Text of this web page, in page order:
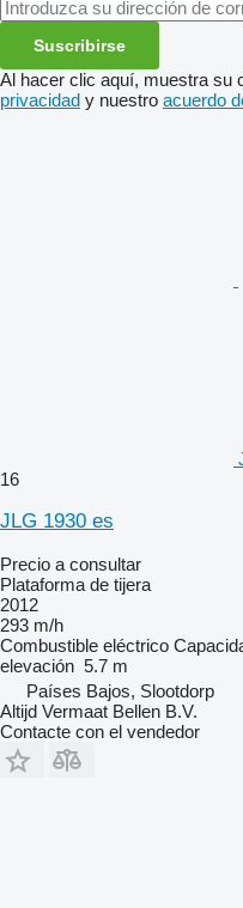
Suscribirse
Al hacer clic aquí, muestra su
privacidad y nuestro acuerdo
16
JLG 1930 es
Precio a consultar
Plataforma de tijera
2012
293 m/h
Combustible eléctrico
elevación 5.7 m
Países Bajos, Slootdorp
Altijd Vermaat Bellen B.V.
Contacte con el vendedor